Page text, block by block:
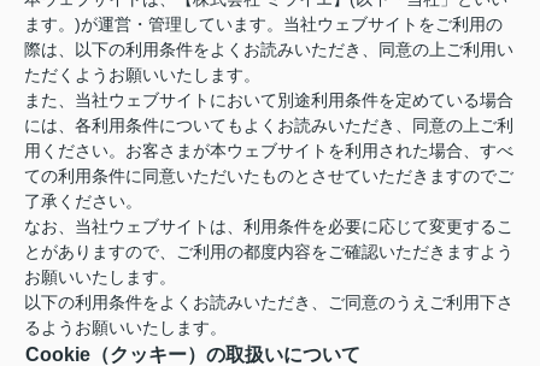
ます。)が運営・管理しています。当社ウェブサイトをご利用の
際は、以下の利用条件をよくお読みいただき、同意の上ご利用い
ただくようお願いいたします。
また、当社ウェブサイトにおいて別途利用条件を定めている場合
には、各利用条件についてもよくお読みいただき、同意の上ご利
用ください。お客さまが本ウェブサイトを利用された場合、すべ
ての利用条件に同意いただいたものとさせていただきますのでご
了承ください。
なお、当社ウェブサイトは、利用条件を必要に応じて変更するこ
とがありますので、ご利用の都度内容をご確認いただきますよう
お願いいたします。
以下の利用条件をよくお読みいただき、ご同意のうえご利用下さ
るようお願いいたします。
Cookie（クッキー）の取扱いについて